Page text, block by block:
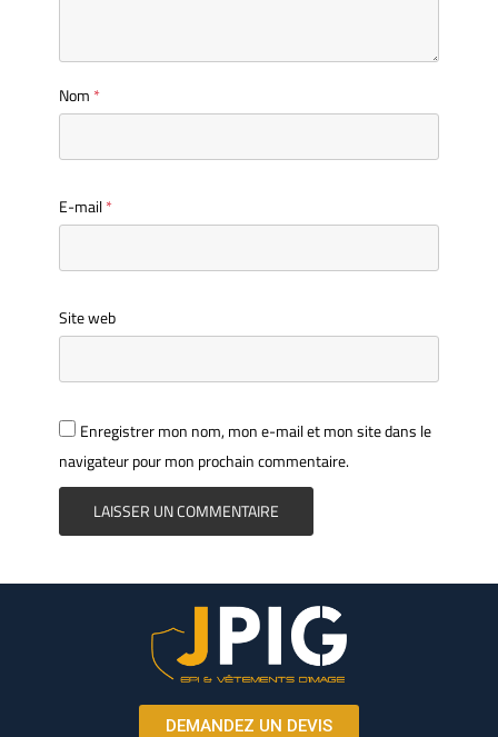
Nom *
E-mail*
Site web
Enregistrer mon nom, mon e-mail et mon site dans le
navigateur pour mon prochain commentaire.
DEMANDEZ UN DEVIS